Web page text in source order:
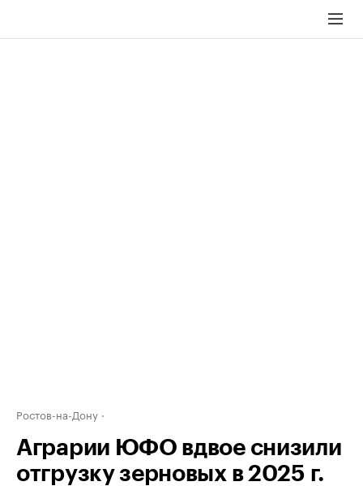
Ростов-на-Дону
Аграрии ЮФО вдвое снизили
отгрузку зерновых в 2025 г.